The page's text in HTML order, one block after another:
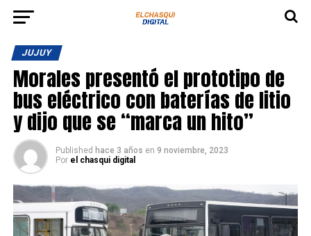
JUJUY
Morales presentó el prototipo de
bus eléctrico con baterías de litio
y dijo que se “marca un hito”
Published hace 3 años en 9 noviembre, 2023
Por el chasqui digital